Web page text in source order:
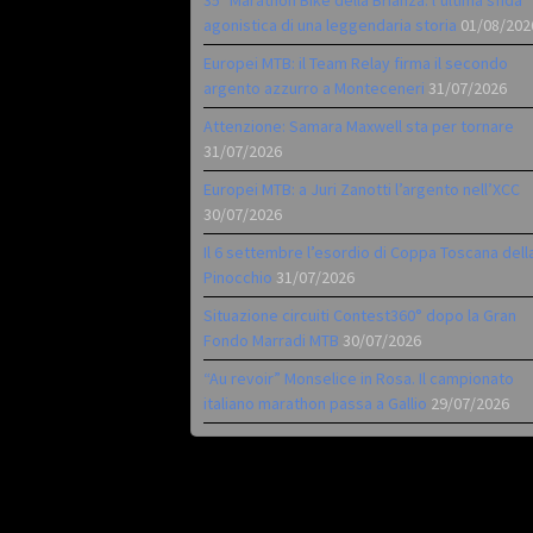
agonistica di una leggendaria storia 01/08/
Europei MTB: il Team Relay firma il secondo
argento azzurro a Monteceneri 31/07/2026
Attenzione: Samara Maxwell sta per tornare
31/07/2026
Europei MTB: a Juri Zanotti l’argento nell’XCC
30/07/2026
Il 6 settembre l’esordio di Coppa Toscana
Pinocchio 31/07/2026
Situazione circuiti Contest360° dopo la Gran
Fondo Marradi MTB 30/07/2026
“Au revoir” Monselice in Rosa. Il campionato
italiano marathon passa a Gallio 29/07/2026